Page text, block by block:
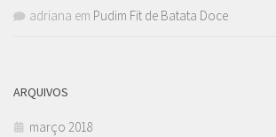
adriana em Pudim Fit de Batata Doce
ARQUIVOS
março 2018